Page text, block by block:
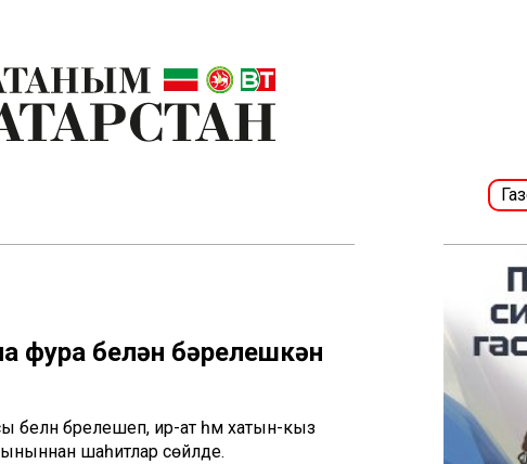
фура белән бәрелешкән
бәрелешеп, ир-ат һәм хатын-кыз
шаһитлар сөйләде.